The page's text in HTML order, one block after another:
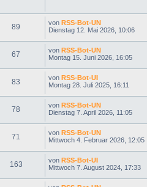
89 von RSS-Bot-UN
Dienstag 12. Mai 2026, 10:06
67 von RSS-Bot-UN
Montag 15. Juni 2026, 16:05
83 von RSS-Bot-UI
Montag 28. Juli 2025, 16:11
78 von RSS-Bot-UN
Dienstag 7. April 2026, 11:05
71 von RSS-Bot-UN
Mittwoch 4. Februar 2026, 12:05
163 von RSS-Bot-UI
Mittwoch 7. August 2024, 17:33